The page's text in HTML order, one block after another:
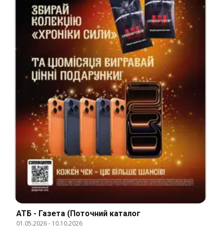
АТБ - Газета (Поточний каталог
01.05.2026- 10.10.2026